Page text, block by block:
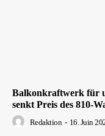
Balkonkraftwerk für
senkt Preis des 810-
Redaktion - 16. Juin